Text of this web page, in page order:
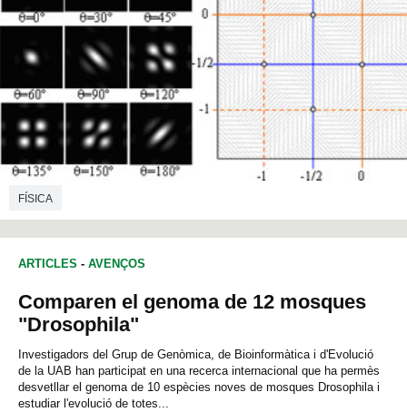
FÍSICA
ARTICLES - AVENÇOS
Comparen el genoma de 12 mosques
"Drosophila"
Investigadors del Grup de Genòmica, de Bioinformàtica i d'Evolució
de la UAB han participat en una recerca internacional que ha permès
desvetllar el genoma de 10 espècies noves de mosques Drosophila i
estudiar l'evolució de totes...